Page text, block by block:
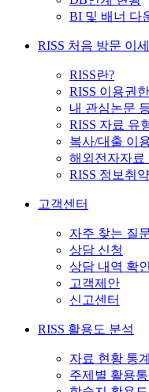
BI 및 배너 다
RISS 처음 방문 이
RISS란?
RISS 이용권한
내 관심논문
RISS 자료 유
복사/대출 이
해외전자자료
RISS 정보취
고객센터
자주 찾는 질
상담 신청
상담 내역 확인
고객제안
신고센터
RISS 활용도 분석
자료 현황 통계
주제별 활용